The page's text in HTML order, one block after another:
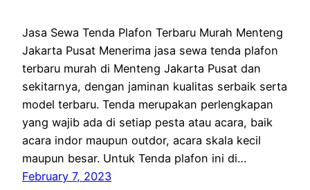
Jasa Sewa Tenda Plafon Terbaru Murah Menteng
Jakarta Pusat Menerima jasa sewa tenda plafon
terbaru murah di Menteng Jakarta Pusat dan
sekitarnya, dengan jaminan kualitas serbaik serta
model terbaru. Tenda merupakan perlengkapan
yang wajib ada di setiap pesta atau acara, baik
acara indor maupun outdor, acara skala kecil
maupun besar. Untuk Tenda plafon ini di…
February 7, 2023